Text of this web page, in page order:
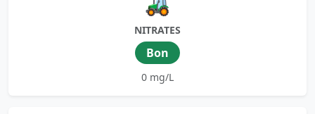
NITRATES
Bon
0 mg/L